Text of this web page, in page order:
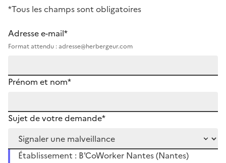
*Tous les champs sont obligatoires
Adresse e-mail*
Format attendu : adresse@herbergeur.com
Prénom et nom*
Sujet de votre demande*
Établissement : B'CoWorker Nantes (Nantes)